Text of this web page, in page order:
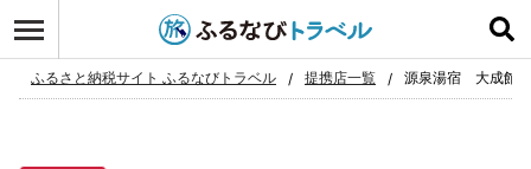
お気に入り
ふるさと納税サイト ふるなびトラベル 提携店一覧 源泉湯宿 大成館